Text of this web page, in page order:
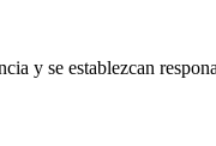
y se establezcan